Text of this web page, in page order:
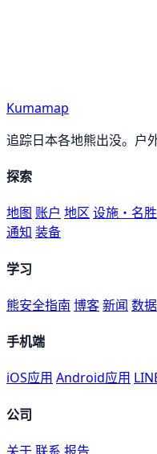
Kumamap
追踪日本各地熊出没。户
探索
地图 账户 地区 设施・名胜
通知 装备
学习
熊安全指南 博客新闻 数据
手机端
iOS应用 Android应用
公司